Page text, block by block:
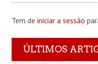
Tem de iniciar a sessão
ÚLTIMOS